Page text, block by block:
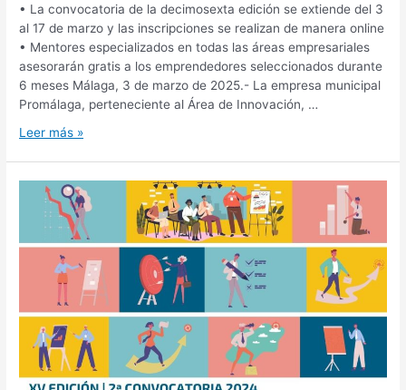
• La convocatoria de la decimosexta edición se extiende del 3
al 17 de marzo y las inscripciones se realizan de manera online
• Mentores especializados en todas las áreas empresariales
asesorarán gratis a los emprendedores seleccionados durante
6 meses Málaga, 3 de marzo de 2025.- La empresa municipal
Promálaga, perteneciente al Área de Innovación, …
Leer más »